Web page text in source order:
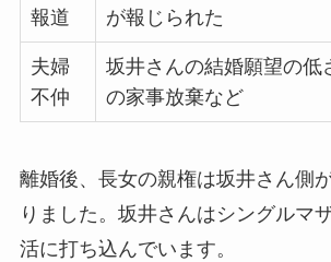
報道
が報じられた
夫婦
不仲
坂井さんの結婚願望の低
の家事放棄など
離婚後、長女の親権は坂井さん側
りました。坂井さんはシングルマ
活に打ち込んでいます。